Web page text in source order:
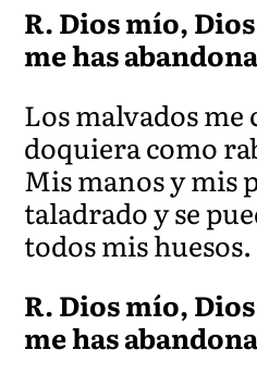
R. Dios mío,
me has
Los malvados me
doquiera como
Mis manos y mis
taladrado y se
todos mis huesos.
R. Dios mío,
me has